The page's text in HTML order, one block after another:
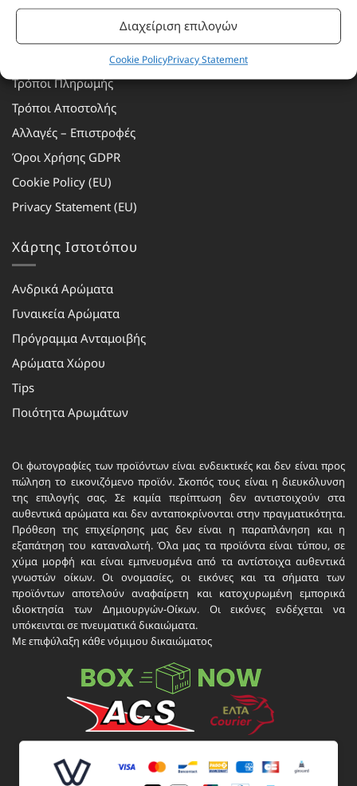
Διαχείριση επιλογών
Cookie PolicyPrivacy Statement
Εταιρεία
Πρόγραμμα Ανταμοιβής
Τρόποι Πληρωμής
Τρόποι Αποστολής
Αλλαγές – Επιστροφές
Όροι Χρήσης GDPR
Cookie Policy (EU)
Privacy Statement (EU)
Χάρτης Ιστοτόπου
Ανδρικά Αρώματα
Γυναικεία Αρώματα
Πρόγραμμα Ανταμοιβής
Αρώματα Χώρου
Tips
Ποιότητα Αρωμάτων
Οι φωτογραφίες των προϊόντων είναι ενδεικτικές και δεν είναι προς
πώληση το εικονιζόμενο προϊόν. Σκοπός τους είναι η διευκόλυνση
της επιλογής σας. Σε καμία περίπτωση δεν αντιστοιχούν στα
αυθεντικά αρώματα και δεν ανταποκρίνονται στην πραγματικότητα.
Πρόθεση της επιχείρησης μας δεν είναι η παραπλάνηση και η
εξαπάτηση του καταναλωτή. Όλα μας τα προϊόντα είναι τύπου, σε
χύμα μορφή και είναι εμπνευσμένα από τα αντίστοιχα αυθεντικά
γνωστών οίκων. Οι ονομασίες, οι εικόνες και τα σήματα των
προϊόντων αποτελούν αναφαίρετη και κατοχυρωμένη εμπορικά
ιδιοκτησία των Δημιουργών-Οίκων. Οι εικόνες ενδέχεται να
υπόκεινται σε πνευματικά δικαιώματα.
Με επιφύλαξη κάθε νόμιμου δικαιώματος